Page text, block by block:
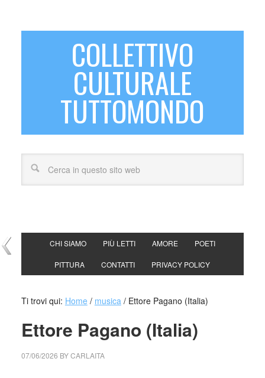
COLLETTIVO
CULTURALE
TUTTOMONDO
CHI SIAMO PIÙ LETTI AMORE POETI
PITTURA CONTATTI PRIVACY POLICY
Ti trovi qui: Home / musica /Ettore Pagano (Italia)
Ettore Pagano (Italia)
07/06/2026 BYCARLAITA